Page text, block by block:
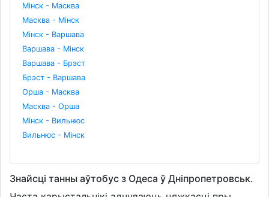
Мінск - Масква
Масква - Мінск
Мінск - Варшава
Варшава - Мінск
Варшава - Брэст
Брэст - Варшава
Орша - Масква
Масква - Орша
Мінск - Вильнюс
Вильнюс - Мінск
Знайсці танны аўтобус з Одеса ў Дніпропетровськ.